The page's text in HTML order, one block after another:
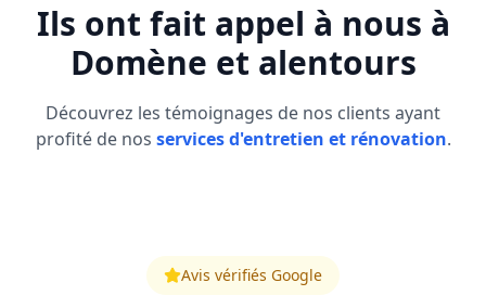
Ils ont fait appel à nous à
Domène et alentours
Découvrez les témoignages de nos clients ayant
profité de nos services d'entretien et rénovation.
Avis vérifiés Google